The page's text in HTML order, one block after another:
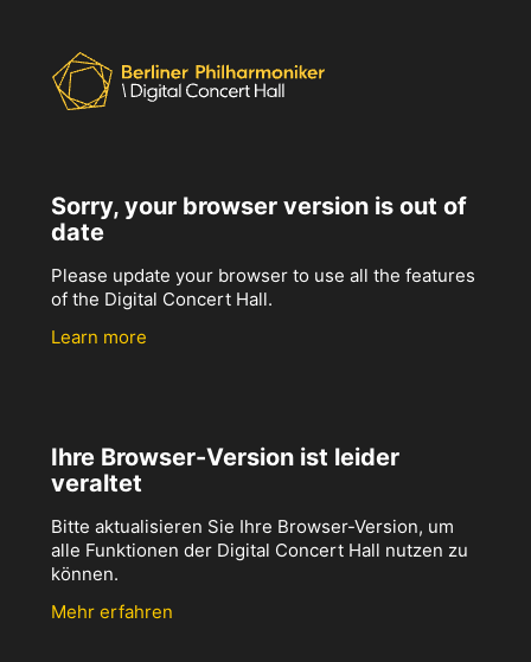
Sorry, your browser version is out of
date
Please update your browser to use all the features
of the Digital Concert Hall.
Learn more
Ihre Browser-Version ist leider
veraltet
Bitte aktualisieren Sie Ihre Browser-Version, um
alle Funktionen der Digital Concert Hall nutzen zu
können.
Mehr erfahren